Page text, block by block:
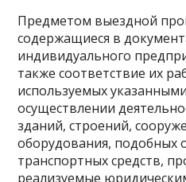
Предметом выездной
содержащиеся в
индивидуального
также соответствие их
используемых
осуществлении
зданий, строений,
оборудования, подобных
транспортных средств,
реализуемые